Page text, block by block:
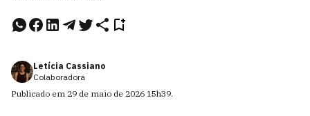
Letícia Cassiano
Colaboradora
Publicado em 29 de maio de 2026 15h39.